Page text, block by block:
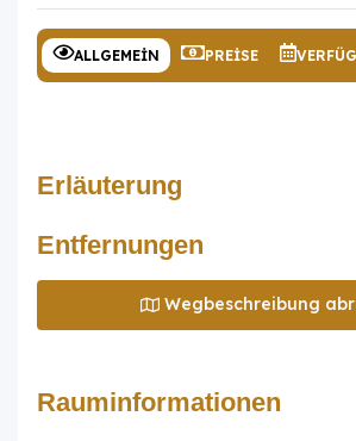
ALLGEMEIN PREISE
Erläuterung
Entfernungen
Wegbeschreibung
Rauminformationen